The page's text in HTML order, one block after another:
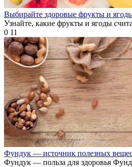
Выбирайте здоровые фрукты и
Узнайте, какие фрукты и ягоды
0 11
Фундук — источник полезных
Фундук — польза для здоровья